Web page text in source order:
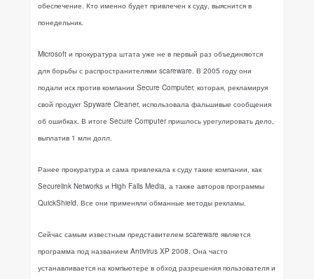
обеспечение. Кто именно будет привлечен к суду, выяснится в
понедельник.
Microsoft и прокуратура штата уже не в первый раз объединяются
для борьбы с распространителями scareware. В 2005 году они
подали иск против компании Secure Computer, которая, рекламируя
свой продукт Spyware Cleaner, использовала фальшивые сообщения
об ошибках. В итоге Secure Computer пришлось урегулировать дело,
выплатив 1 млн долл.
Ранее прокуратура и сама привлекала к суду такие компании, как
Securelink Networks и High Falls Media, а также авторов программы
QuickShield. Все они применяли обманные методы рекламы.
Сейчас самым известным представителем scareware является
программа под названием Antivirus XP 2008. Она часто
устанавливается на компьютере в обход разрешения пользователя и